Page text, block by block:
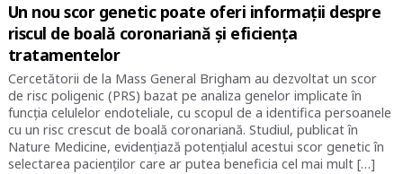
Un nou scor genetic poate oferi informații despre
riscul de boală coronariană și eficiența
tratamentelor
Cercetătorii de la Mass General Brigham au dezvoltat un scor
de risc poligenic (PRS) bazat pe analiza genelor implicate în
funcția celulelor endoteliale, cu scopul de a identifica persoanele
cu un risc crescut de boală coronariană. Studiul, publicat în
Nature Medicine, evidențiază potențialul acestui scor genetic în
selectarea pacienților care ar putea beneficia cel mai mult […]